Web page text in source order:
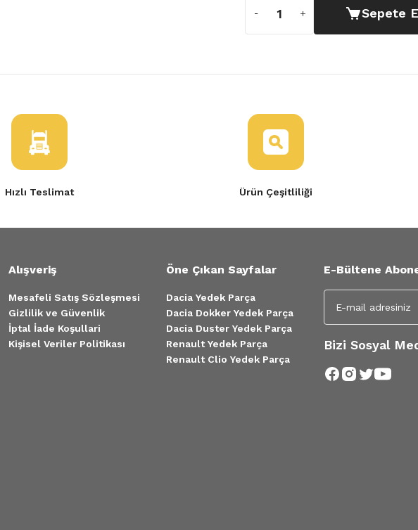
Sepete
Hızlı Teslimat Ürün Çeşitliliği
Alışveriş
Mesafeli Satış Sözleşmesi
Gizlilik ve Güvenlik
İptal İade Koşullari
Kişisel Veriler Politikası
Öne Çıkan Sayfalar
Dacia Yedek Parça
Dacia Dokker Yedek Parça
Dacia Duster Yedek Parça
Renault Yedek Parça
Renault Clio Yedek Parça
E-Bültene
Bizi Sosyal